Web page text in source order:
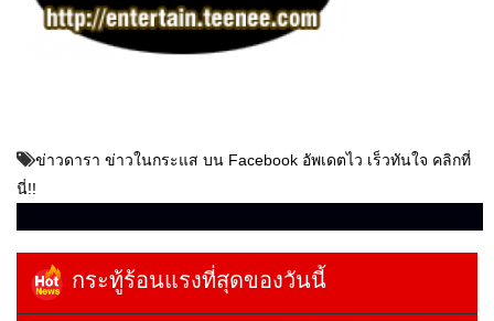
ข่าวดารา ข่าวในกระแส บน Facebook อัพเดตไว เร็วทันใจ คลิกที่
นี่!!
กระทู้ร้อนแรงที่สุดของวันนี้